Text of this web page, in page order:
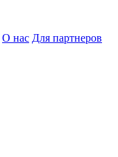
О нас Для партнеров